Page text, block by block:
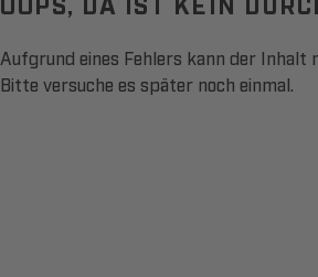
Aufgrund eines Fehlers kann der Inhalt
Bitte versuche es später noch einmal.